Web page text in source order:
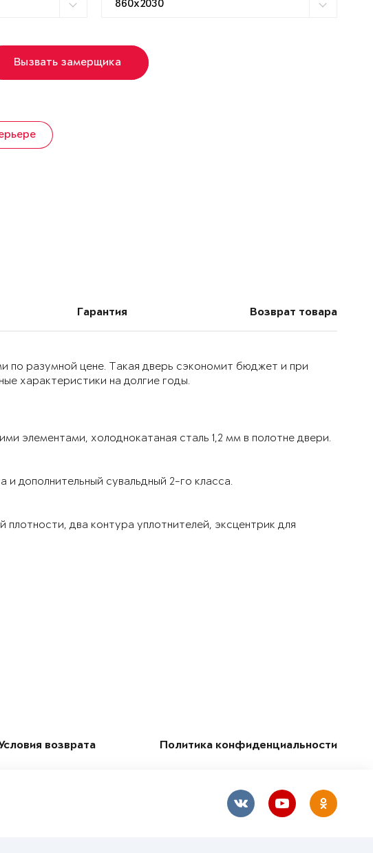
Вызвать замерщика
Гарантия Возврат товара
по разумной цене. Такая дверь сэкономит бюджет и при
характеристики на долгие годы.
элементами, холоднокатаная сталь 1,2 мм в полотне двери.
дополнительный сувальдный 2-го класса.
два контура уплотнителей, эксцентрик для
возврата Политика конфиденциальности